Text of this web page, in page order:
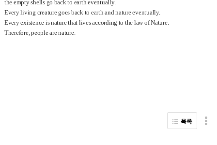
the empty shells go back to earth eventually.
Every living creature goes back to earth and nature eventually.
Every existence is nature that lives according to the law of Nature.
Therefore, people are nature.
목록